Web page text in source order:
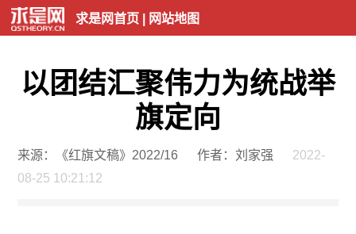
求是网首页| 网站地图
以团结汇聚伟力为统战举
旗定向
来源：《红旗文稿》2022/16 作者：刘家强
2022-
08-25 10:21:12